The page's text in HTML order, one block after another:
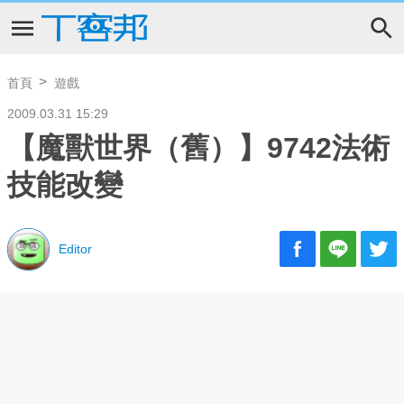
首頁 遊戲
2009.03.31 15:29
【魔獸世界（舊）】9742法術
技能改變
Editor